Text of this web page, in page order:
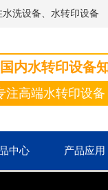
洗设备、水转印设备
内水转印设备
注高端水转印设备
中心 产品应用